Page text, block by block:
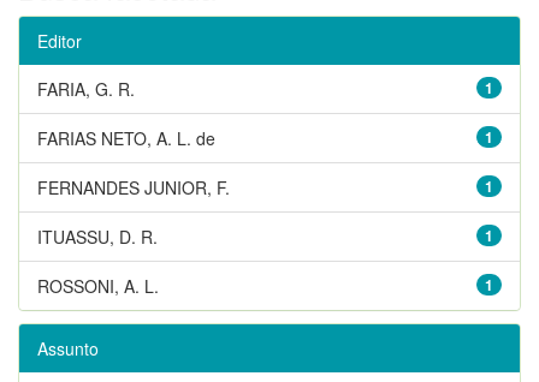
Editor
1
FARIA, G. R.
1
FARIAS NETO, A. L. de
1
FERNANDES JUNIOR, F.
1
ITUASSU, D. R.
1
ROSSONI, A. L.
Assunto